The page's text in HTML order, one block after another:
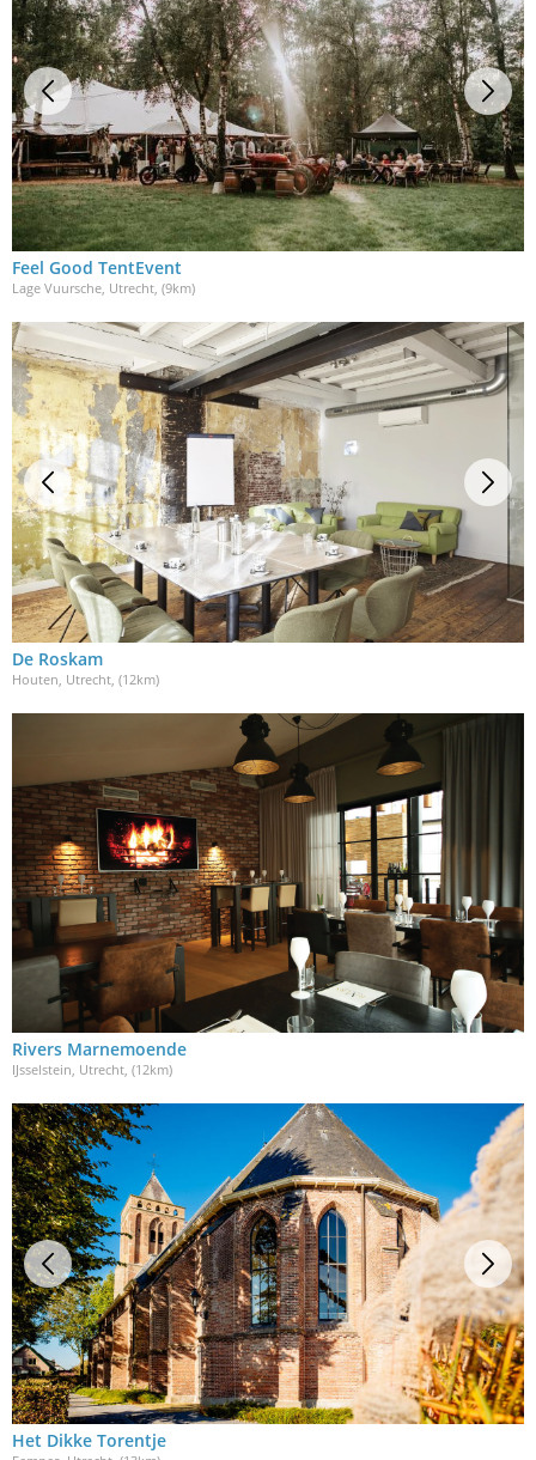
Feel Good TentEvent
Lage Vuursche, Utrecht, (9km)
De Roskam
Houten, Utrecht , (12km)
Rivers Marnemoende
IJsselstein, Utrecht, (12km)
Het Dikke Torentje